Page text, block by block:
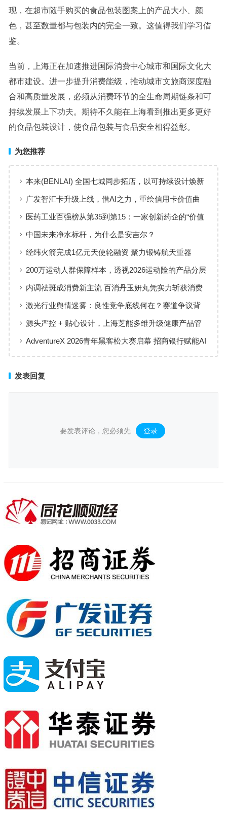
现，在超市随手购买的食品包装图案上的产品大小、颜
色，甚至数量都与包装内的完全一致。这值得我们学习借
鉴。
当前，上海正在加速推进国际消费中心城市和国际文化大
都市建设。进一步提升消费能级，推动城市文旅商深度融
合和高质量发展，必须从消费环节的全生命周期链条和可
持续发展上下功夫。期待不久能在上海看到推出更多更好
的食品包装设计，使食品包装与食品安全相得益彰。
为您推荐
本来(BENLAI) 全国七城同步拓店，以可持续设计焕新
品牌体验
广发智汇卡升级上线，借AI之力，重绘信用卡价值曲
线
医药工业百强榜从第35到第15：一家创新药企的“价值
增长”样本
中国未来净水标杆，为什么是安吉尔？
经纬火箭完成1亿元天使轮融资 聚力锻铸航天重器
200万运动人群保障样本，透视2026运动险的产品分层
与适配逻辑
内调祛斑成消费新主流 百消丹玉妍丸凭实力斩获消费
者认可
激光行业舆情迷雾：良性竞争底线何在？赛道争议背
后值得深思
源头严控 + 贴心设计，上海芝能多维升级健康产品管
AdventureX 2026青年黑客松大赛启幕 招商银行赋能AI
发表回复
要发表评论，您必须先 登录 。